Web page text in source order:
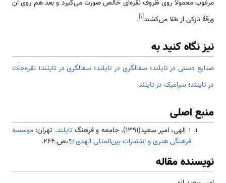
مرغوب معمولاً روی ظروف نقره‌ای خالص صورت می‌گیرد و بعد هم روی آن
ورقهٔ نازکی از طلا می‌کشند[۱]
.
نیز نگاه کنید به
صنایع دستی در تایلند؛ سفالگری در تایلند؛ سفالگری در تایلند؛ نقره‌جات
در تایلند؛ سرامیک در تایلند
منبع اصلی
↑ الهی، امیر سعید(1391). جامعه و فرهنگ تایلند. تهران: موسسه
فرهنگی هنری و انتشارات بین‌المللی الهدی
،ص.264.
نویسنده مقاله